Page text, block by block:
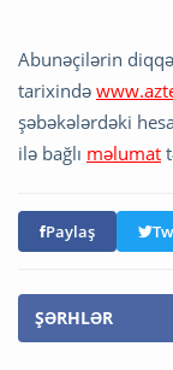
Abunəçilərin
tarixində
şəbəkələrdəki
ilə bağlı məlumat
Paylaş
ŞƏRHLƏR